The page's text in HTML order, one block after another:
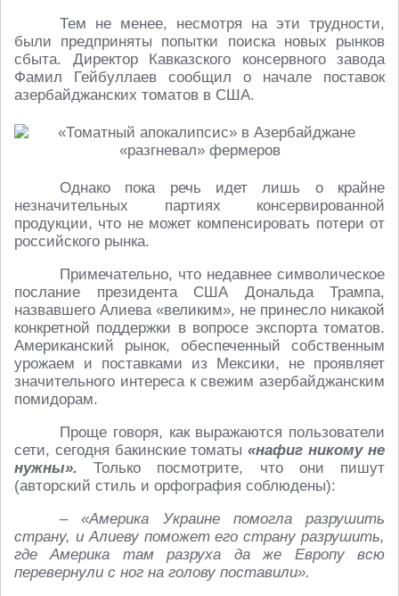
Тем не менее, несмотря на эти трудности,
были предприняты попытки поиска новых рынков
сбыта. Директор Кавказского консервного завода
Фамил Гейбуллаев сообщил о начале поставок
азербайджанских томатов в США.
Однако пока речь идет лишь о крайне
незначительных партиях консервированной
продукции, что не может компенсировать потери от
российского рынка.
Примечательно, что недавнее символическое
послание президента США Дональда Трампа,
назвавшего Алиева «великим», не принесло никакой
конкретной поддержки в вопросе экспорта томатов.
Американский рынок, обеспеченный собственным
урожаем и поставками из Мексики, не проявляет
значительного интереса к свежим азербайджанским
помидорам.
Проще говоря, как выражаются пользователи
сети, сегодня бакинские томаты «нафиг никому не
нужны».
Только посмотрите, что они пишут
(авторский стиль и орфография соблюдены):
– «Америка Украине помогла разрушить
страну, и Алиеву поможет его страну разрушить,
где Америка там разруха да же Европу всю
перевернули с ног на голову поставили».